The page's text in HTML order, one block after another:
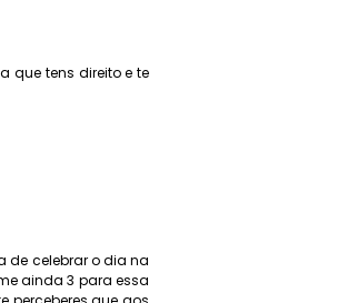
que tens direito e te
de celebrar o dia na
ainda 3 para essa